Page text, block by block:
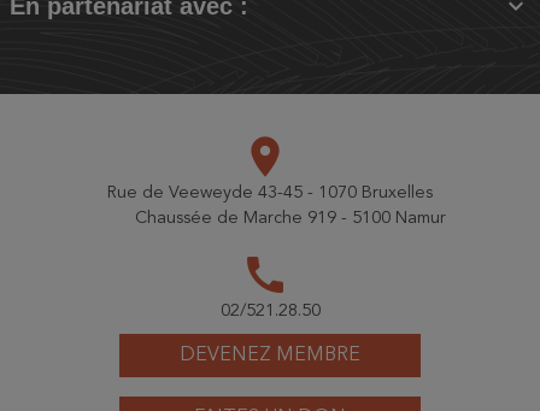
En partenariat avec : 
DEVENEZ MEMBRE
place
Rue de Veeweyde 43-45 - 1070 Bruxelles
Chaussée de Marche 919 - 5100 Namur
call
02/521.28.50